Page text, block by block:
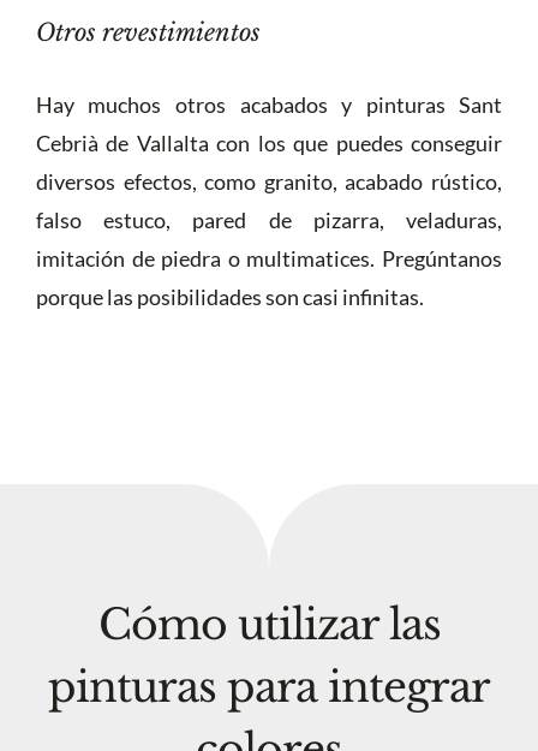
Otros revestimientos
Hay muchos otros acabados y pinturas Sant
Cebrià de Vallalta con los que puedes conseguir
diversos efectos, como granito, acabado rústico,
falso estuco, pared de pizarra, veladuras,
imitación de piedra o multimatices. Pregúntanos
porque las posibilidades son casi infinitas.
Cómo utilizar las
pinturas para integrar